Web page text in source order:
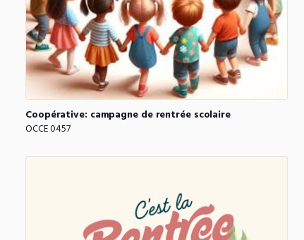
Coopérative: campagne de rentrée scolaire
OCCE 0457